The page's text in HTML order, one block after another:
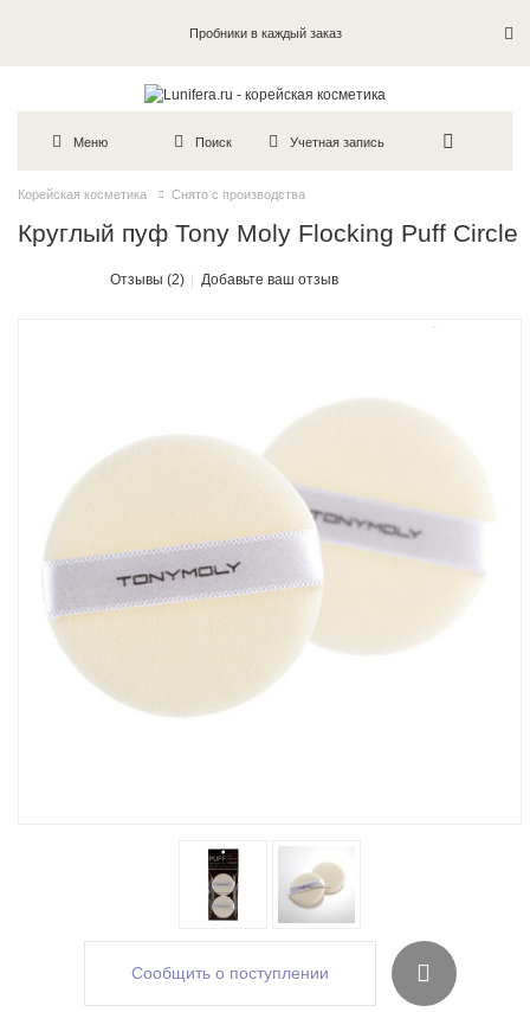
Пробники в каждый заказ
Меню Поиск Учетная запись
Корейская косметика Снято с производства
Круглый пуф Tony Moly Flocking Puff Circle
Отзывы (2) Добавьте ваш отзыв
Сообщить о поступлении